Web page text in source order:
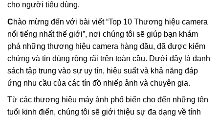
cho người tiêu dùng.
Chào mừng đến với bài viết “Top 10 Thương hiệu camera
nổi tiếng nhất thế giới”, nơi chúng tôi sẽ giúp bạn khám
phá những thương hiệu camera hàng đầu, đã được kiểm
chứng và tin dùng rộng rãi trên toàn cầu. Dưới đây là danh
sách tập trung vào sự uy tín, hiệu suất và khả năng đáp
ứng nhu cầu của các tín đồ nhiếp ảnh và chuyên gia.
Từ các thương hiệu máy ảnh phổ biến cho đến những tên
tuổi kinh điển, chúng tôi sẽ giới thiệu sự đa dạng về tính